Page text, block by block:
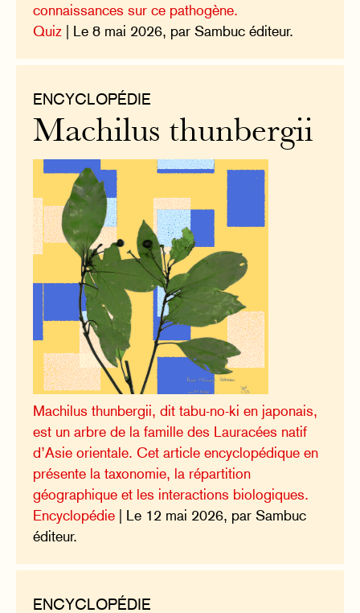
connaissances sur ce pathogène.
Quiz | Le 8 mai 2026, par Sambuc éditeur.
ENCYCLOPÉDIE
Machilus thunbergii
Machilus thunbergii, dit tabu-no-ki en japonais,
est un arbre de la famille des Lauracées natif
d’Asie orientale. Cet article encyclopédique en
présente la taxonomie, la répartition
géographique et les interactions biologiques.
Encyclopédie | Le 12 mai 2026, par Sambuc
éditeur.
ENCYCLOPÉDIE